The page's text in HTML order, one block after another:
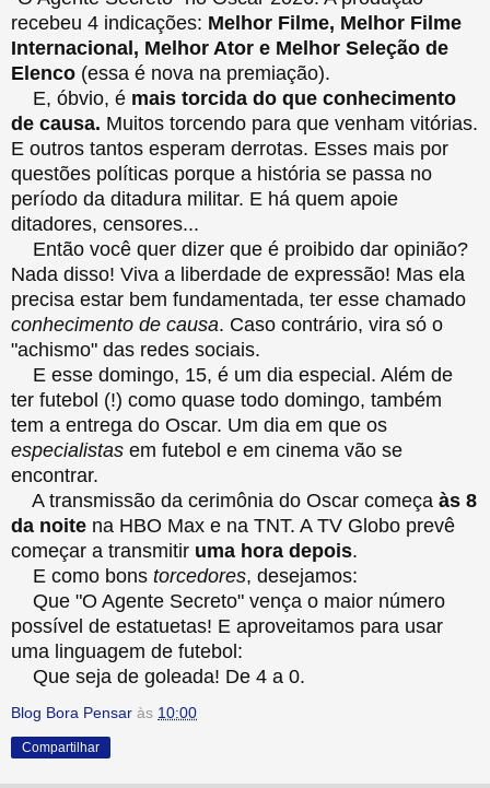
recebeu 4 indicações: Melhor Filme, Melhor Filme
Internacional, Melhor Ator e Melhor Seleção de
Elenco (essa é nova na premiação).
E, óbvio, é mais torcida do que conhecimento
de causa. Muitos torcendo para que venham vitórias.
E outros tantos esperam derrotas. Esses mais por
questões políticas porque a história se passa no
período da ditadura militar. E há quem apoie
ditadores, censores...
Então você quer dizer que é proibido dar opinião?
Nada disso! Viva a liberdade de expressão! Mas ela
precisa estar bem fundamentada, ter esse chamado
conhecimento de causa. Caso contrário, vira só o
"achismo" das redes sociais.
E esse domingo, 15, é um dia especial. Além de
ter futebol (!) como quase todo domingo, também
tem a entrega do Oscar. Um dia em que os
especialistas em futebol e em cinema vão se
encontrar.
A transmissão da cerimônia do Oscar começa às 8
da noite na HBO Max e na TNT. A TV Globo prevê
começar a transmitir uma hora depois.
E como bons torcedores, desejamos:
Que "O Agente Secreto" vença o maior número
possível de estatuetas! E aproveitamos para usar
uma linguagem de futebol:
Que seja de goleada! De 4 a 0.
Blog Bora Pensar às 10:00
Compartilhar